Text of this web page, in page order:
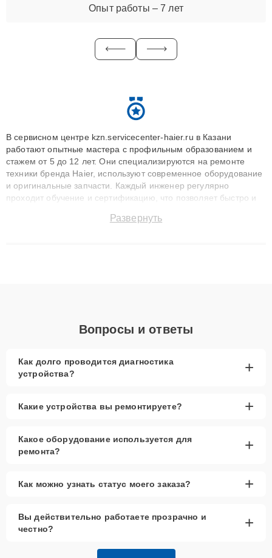
Опыт работы – 7 лет
В сервисном центре kzn.servicecenter-haier.ru в Казани
работают опытные мастера с профильным образованием и
стажем от 5 до 12 лет. Они специализируются на ремонте
техники бренда Haier, используют современное оборудование
и оригинальные запчасти. Каждый инженер регулярно
проходит обучение и сертификацию, что позволяет быстро и
сохранением гарантии до 3 лет. Наши мастера решают
Развернуть
Вопросы и ответы
Как долго проводится диагностика
устройства?
+
Какие устройства вы ремонтируете? +
Какое оборудование используется для
ремонта?
+
Как можно узнать статус моего заказа? +
Вы действительно работаете прозрачно и
честно?
+